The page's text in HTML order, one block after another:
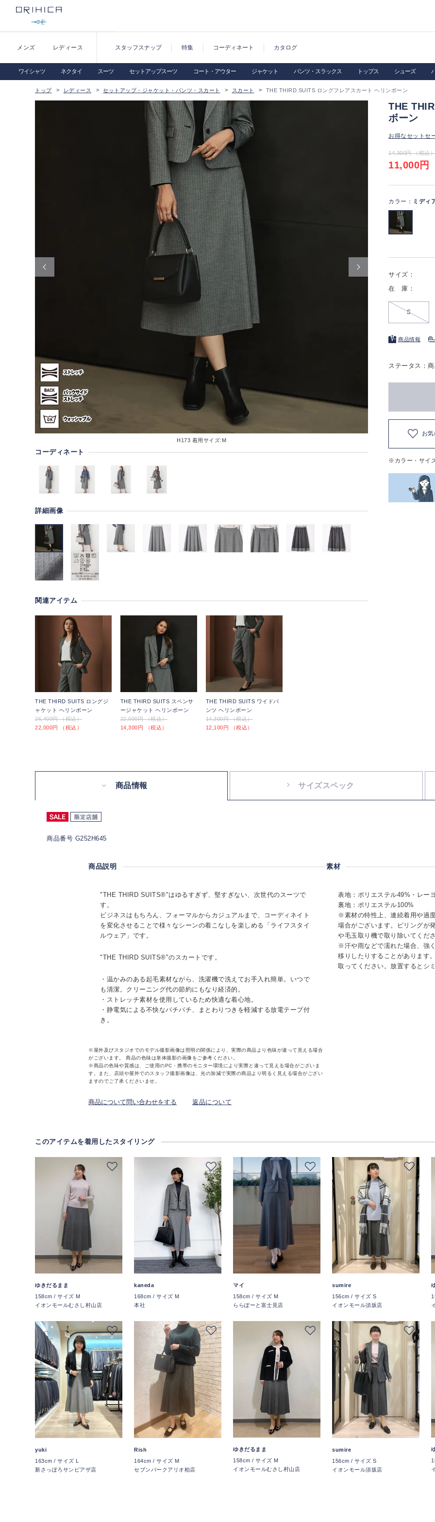
メンズ レディース スタッフスナップ 特集 コーディネート カタログ
ワイシャツ ネクタイ スーツ セットアップスーツ コート・アウター ジャケット パンツ・スラックス トップス シューズ
トップ レディース セットアップ・ジャケット・パンツ・スカート スカート THE THIRD SUITS ロングフレアスカート ヘリンボーン
H173 着用サイズ:M
コーディネート
詳細画像
関連アイテム
THE THIRD SUITS ロングジ
ャケット ヘリンボーン
26,400円 （税込）
22,000円 （税込）
THE THIRD SUITS スペンサ
ージャケット ヘリンボーン
22,000円 （税込）
14,300円 （税込）
THE THIRD SUITS ワイドパ
ンツ ヘリンボーン
14,300円 （税込）
12,100円 （税込）
THE
ボーン
お得なセットセ
14,300円 （税込）
11,000円
カラー： ミディ
サイズ：
在 庫：
S
商品情報
ステータス：
お
※カラー・サイ
商品情報 サイズスペック
商品番号 G252H645
商品説明
"THE THIRD SUITS®"はゆるすぎず、堅すぎない、次世代のスーツで
す。
ビジネスはもちろん、フォーマルからカジュアルまで、コーディネイト
を変化させることで様々なシーンの着こなしを楽しめる「ライフスタイ
ルウェア」です。
"THE THIRD SUITS®"のスカートです。
・温かみのある起毛素材ながら、洗濯機で洗えてお手入れ簡単。いつで
も清潔。クリーニング代の節約にもなり経済的。
・ストレッチ素材を使用しているため快適な着心地。
・静電気による不快なパチパチ、まとわりつきを軽減する放電テープ付
き。
※屋外及びスタジオでのモデル撮影画像は照明の関係により、実際の商品より色味が違って見える場合
がございます。 商品の色味は単体撮影の画像をご参考ください。
※商品の色味や質感は、ご使用のPC・携帯のモニター環境により実際と違って見える場合がございま
す。また、店頭や屋外でのスタッフ撮影画像は、光の加減で実際の商品より明るく見える場合がござい
ますのでご了承くださいませ。
商品について問い合わせをする 返品について
素材
表地：ポリエステル49%・レー
裏地：ポリエステル100%
※素材の特性上、連続着用や過
場合がございます。ピリングが
や毛玉取り機で取り除いてくだ
※汗や雨などで濡れた場合、強
移りしたりすることがあります
取ってください。放置するとシ
このアイテムを着用したスタイリング
ゆきだるまま
158cm / サイズ M
イオンモールむさし村山店
kaneda
168cm / サイズ M
本社
マイ
158cm / サイズ M
ららぽーと富士見店
sumire
156cm / サイズ S
イオンモール須坂店
yuki
163cm / サイズ L
新さっぽろサンピアザ店
Rish
164cm / サイズ M
セブンパークアリオ柏店
ゆきだるまま
158cm / サイズ M
イオンモールむさし村山店
sumire
156cm / サイズ S
イオンモール須坂店